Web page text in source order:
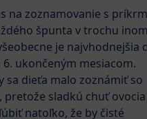
na zoznamovanie s
špunta v trochu inom
je najvhodnejšia
6. ukončeným mesiacom.
sa dieťa malo zoznámiť so
pretože sladkú chuť ovocia
natoľko, že by čisté